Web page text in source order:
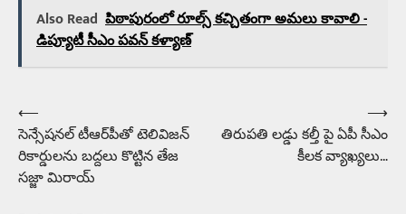
Also Read పిఠాపురంలో రూల్స్ కచ్చితంగా అమలు కావాలి -
డిప్యూటీ సీఎం పవన్ కళ్యాణ్
Post
navigation
⟵
సెన్సేషనల్ టీఆర్‌పీతో టెలివిజన్‌
రికార్డులను బద్దలు కొట్టిన తేజ
సజ్జా మిరాయ్
తిరుపతి లడ్డు కల్తీ పై ఏపీ సీఎం
కీలక వ్యాఖ్యలు…
⟶